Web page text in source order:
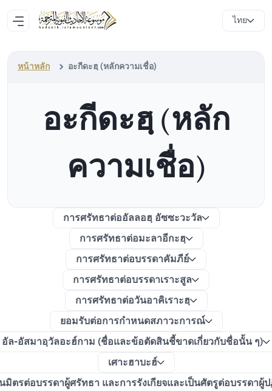
ไทย
หน้าหลัก อะกีดะฮฺ (หลักความเชื่อ)
อะกีดะฮฺ (หลัก
ความเชื่อ)
การศรัทธาต่ออัลลอฮฺ อัซซะวะวัล
การศรัทธาต่อมะลาอีกะฮฺ
การศรัทธาต่อบรรดาคัมภีย์
การศรัทธาต่อบรรดาเราะสูล
การศรัทธาต่อวันอาคิเราะฮฺ
ยอมรับต่อการกำหนดสภาวะการณ์
อัล-อัสมาอฺวัลอะฮ์กาม (ชื่อและข้อตัดสินชี้ขาดเกี่ยวกับชื่อนั้น ๆ)
เศาะฮาบะฮ์
มิตรต่อบรรดาผู้ศรัทธา และการรังเกียจและเป็นศัตรูต่อบรรดาผู้